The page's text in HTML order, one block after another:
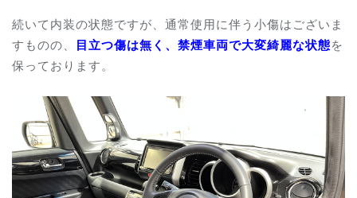
続いて内装の状態ですが、通常使用に伴う小傷はございま
すものの、 目立つ傷は無く、禁煙車両で大変綺麗な状態を
保っております。